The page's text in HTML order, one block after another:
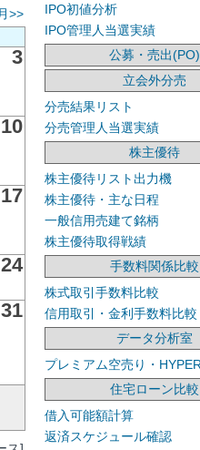
>>
3
10
17
24
31
IPO初値分析
IPO管理人当選実績
公募・売出(PO)
立会外分売
分売結果リスト
分売管理人当選実績
株主優待
株主優待リスト出力機
株主優待・主な日程
一般信用売建て銘柄
株主優待取得戦績
手数料関係比較
株式取引手数料比較
信用取引・金利手数料比較
データ分析室
プレミアム空売り・
住宅ローン比較
借入可能額計算
返済スケジュール確認